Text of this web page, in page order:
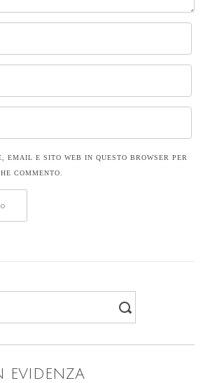
EMAIL E SITO WEB IN QUESTO BROWSER PER
COMMENTO.
EVIDENZA